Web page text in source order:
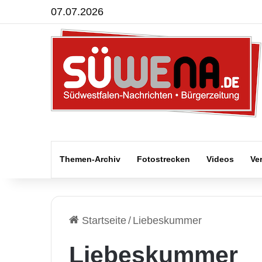
07.07.2026
Themen-Archiv Fotostrecken Videos
Startseite/ Liebeskummer
Liebeskummer